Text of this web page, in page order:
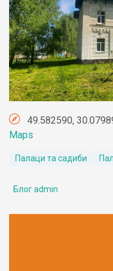
49.582590,
Maps
Палаци та садиби
Блог admin